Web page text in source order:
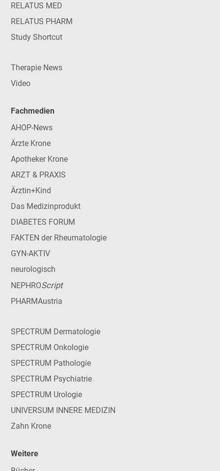
RELATUS MED
RELATUS PHARM
Study Shortcut
Therapie News
Video
Fachmedien
AHOP-News
Ärzte Krone
Apotheker Krone
ARZT & PRAXIS
Ärztin+Kind
Das Medizinprodukt
DIABETES FORUM
FAKTEN der Rheumatologie
GYN-AKTIV
neurologisch
NEPHROScript
PHARMAustria
SPECTRUM Dermatologie
SPECTRUM Onkologie
SPECTRUM Pathologie
SPECTRUM Psychiatrie
SPECTRUM Urologie
UNIVERSUM INNERE MEDIZIN
Zahn Krone
Weitere